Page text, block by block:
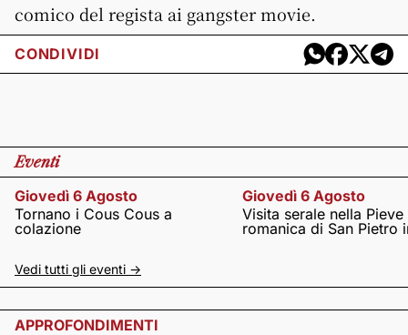
comico del regista ai gangster movie.
CONDIVIDI
Eventi
Giovedì 6 Agosto
Tornano i Cous Cous a
colazione
Giovedì 6 Agosto
Visita serale nella Pieve
romanica di San Pietro
Vedi tutti gli eventi ->
APPROFONDIMENTI